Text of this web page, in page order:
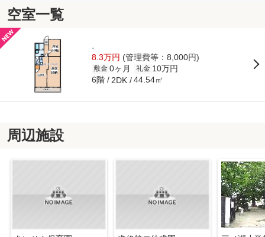
空室一覧
-
8.3万円 (管理費等：8,000円)
敷金 0ヶ月 礼金 10万円
6階 2DK 44.54㎡
周辺施設